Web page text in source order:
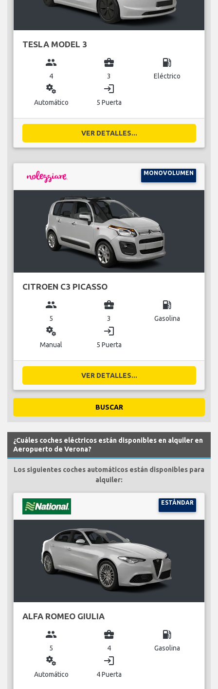
TESLA MODEL 3
group
4
business_center
3
local_gas_station
Eléctrico
miscellaneous_services
Automático
login
5 Puerta
VER DETALLES...
MONOVOLUMEN
CITROEN C3 PICASSO
group
5
business_center
3
local_gas_station
Gasolina
miscellaneous_services
Manual
login
5 Puerta
VER DETALLES...
BUSCAR
¿Cuáles coches eléctricos están disponibles en alquiler en
Aeropuerto de Verona?
Los siguientes coches automáticos están disponibles para
alquiler:
ESTÁNDAR
ALFA ROMEO GIULIA
group
5
business_center
4
local_gas_station
Gasolina
miscellaneous_services
Automático
login
4 Puerta